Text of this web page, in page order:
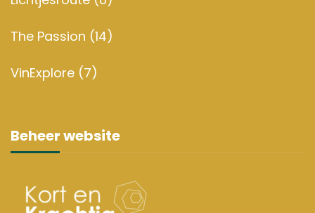
The Passion (14)
VinExplore (7)
Beheer website